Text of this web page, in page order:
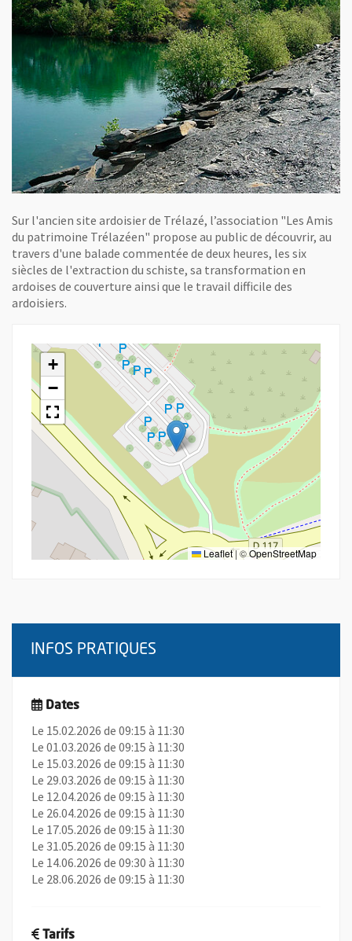
Sur l'ancien site ardoisier de Trélazé, l’association "Les Amis
du patrimoine Trélazéen" propose au public de découvrir, au
travers d'une balade commentée de deux heures, les six
siècles de l'extraction du schiste, sa transformation en
ardoises de couverture ainsi que le travail difficile des
ardoisiers.
+
−
Leaflet|©OpenStreetMap
INFOS PRATIQUES
Dates
Le 15.02.2026 de 09:15 à 11:30
Le 01.03.2026 de 09:15 à 11:30
Le 15.03.2026 de 09:15 à 11:30
Le 29.03.2026 de 09:15 à 11:30
Le 12.04.2026 de 09:15 à 11:30
Le 26.04.2026 de 09:15 à 11:30
Le 17.05.2026 de 09:15 à 11:30
Le 31.05.2026 de 09:15 à 11:30
Le 14.06.2026 de 09:30 à 11:30
Le 28.06.2026 de 09:15 à 11:30
Tarifs